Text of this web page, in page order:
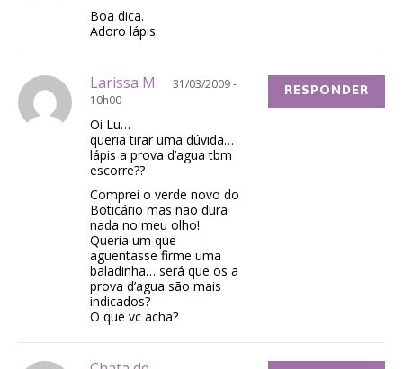
Boa dica.
Adoro lápis
Larissa M.
31/03/2009 -
10h00
Oi Lu…
queria tirar uma dúvida…
lápis a prova d’agua tbm
escorre??
Comprei o verde novo do
Boticário mas não dura
nada no meu olho!
Queria um que
aguentasse firme uma
baladinha… será que os a
prova d’agua são mais
indicados?
O que vc acha?
RESPONDER